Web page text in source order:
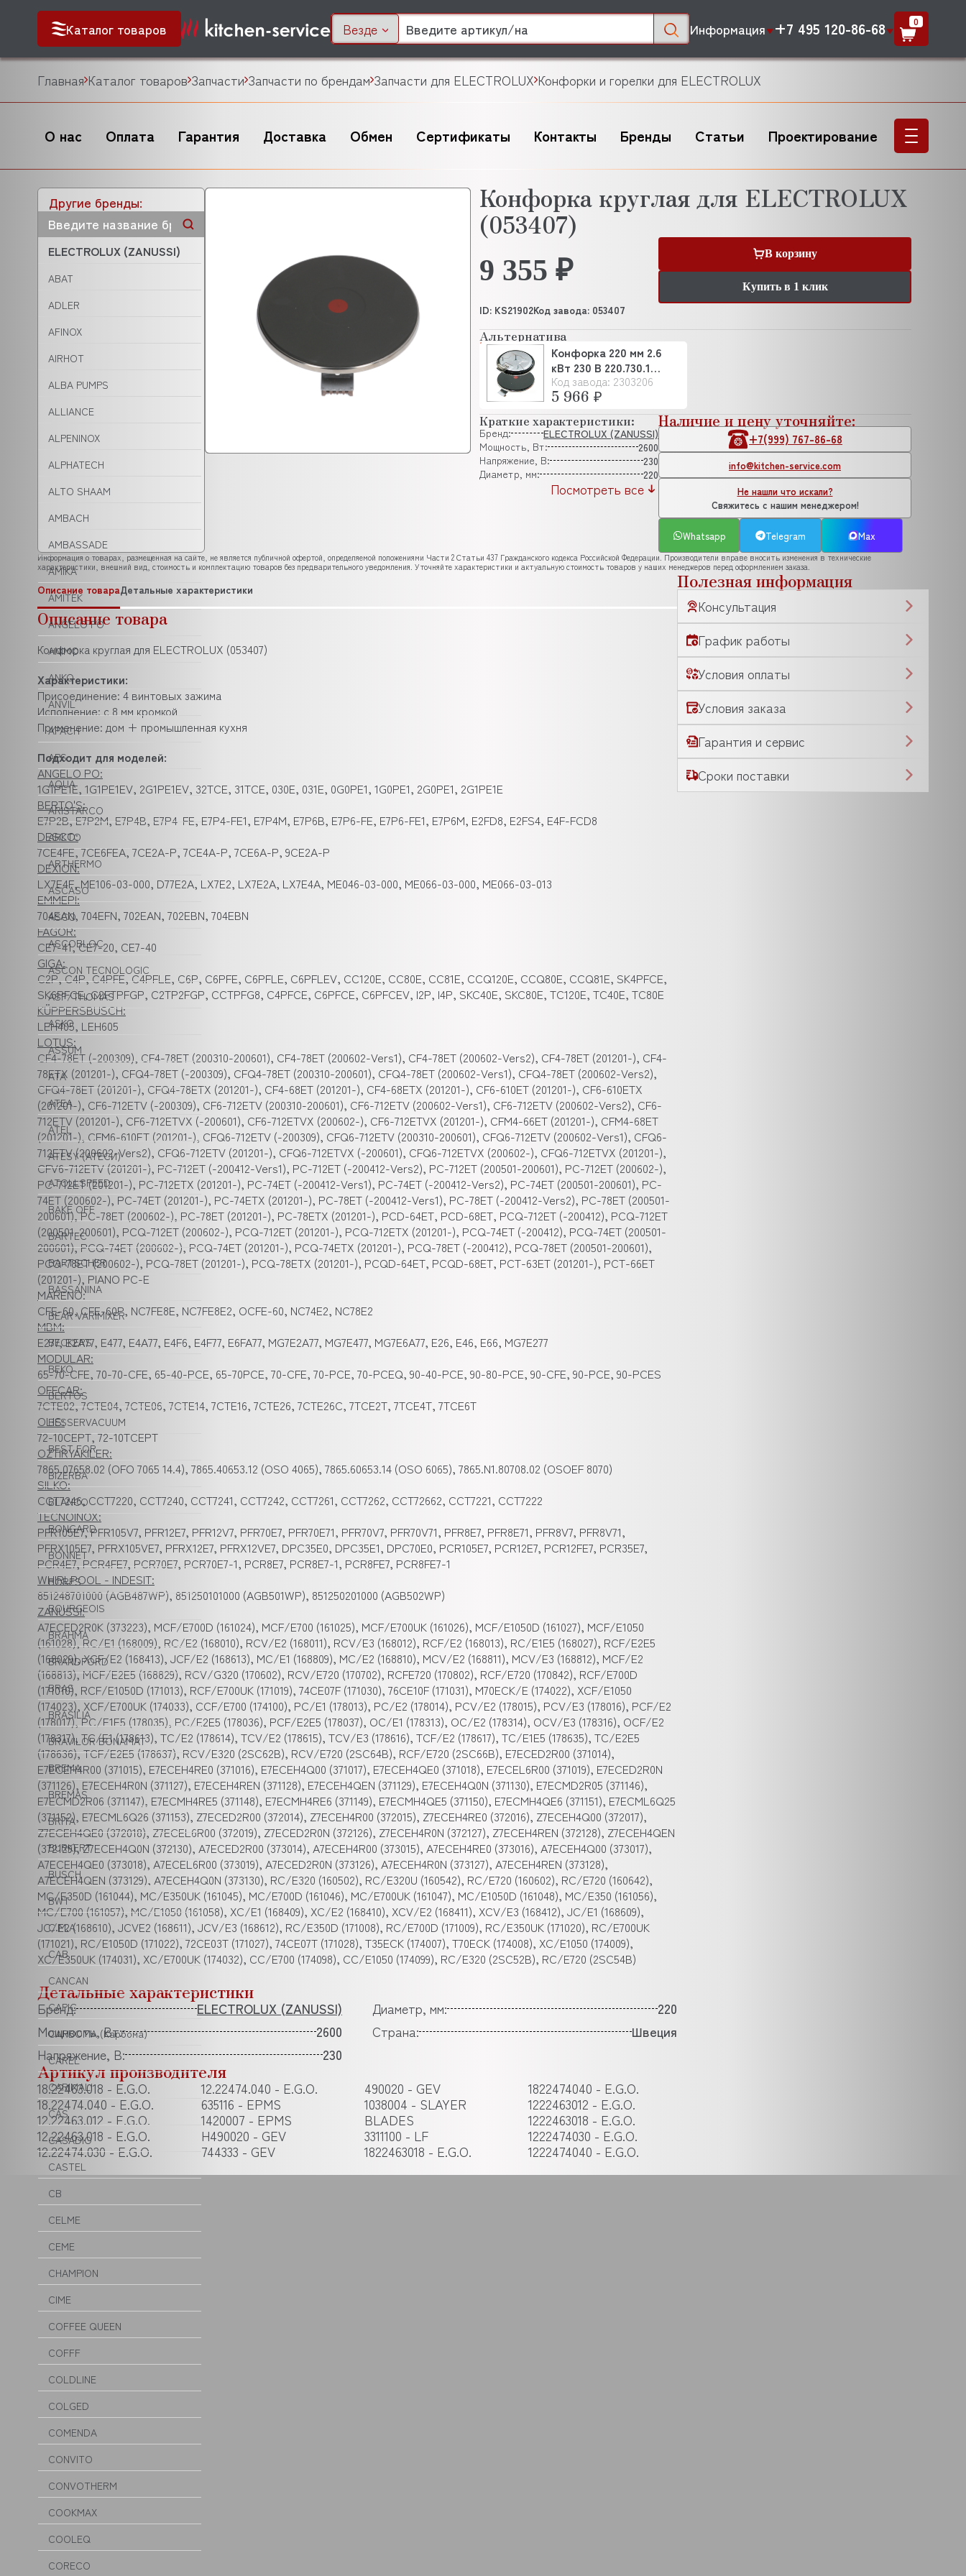
Каталог товаров Везде Информация +7 495 120-86-68 0
Главная Каталог товаров Запчасти Запчасти по брендам Запчасти для ELECTROLUX Конфорки и горелки для ELECTROLUX
О нас Оплата Гарантия Доставка Обмен Сертификаты Контакты Бренды Статьи Проектирование
Другие бренды:
ELECTROLUX (ZANUSSI)
ABAT
ADLER
AFINOX
AIRHOT
ALBA PUMPS
ALLIANCE
ALPENINOX
ALPHATECH
ALTO SHAAM
AMBACH
AMBASSADE
AMIKA
AMITEK
ANGELO PO
ANIMO
ANKO
ANVIL
APACH
APS
AQUA
ARISTARCO
ARKTO
ARTHERMO
ASCASO
ASCO
ASCOBLOC
ASCON TECNOLOGIC
ASF/THOMAS
ASKO
ASSUM
ATA
ATEA
ATEL
ATESY (АТЕСИ)
ATOLLSPEED
BAKE OFF
BARTEC
BARTSCHER
BASSANINA
BEAR VARIMIXER
BECKERS
BEKO
BERTOS
BESSERVACUUM
BEST FOR
BIZERBA
BLANCO
BONGARD
BONNET
BORES
BOURGEOIS
BRAHMA
BRANDFORD
BRAS
BRASILIA
BRAVILOR BONAMAT
BREMA
BREMAS
BRITA
BURKERT
BUSCH
BWT
C.M.A
CAB
CANCAN
CAPIC
CARBOMA (Карбома)
CAREL
CARIMALI
CAS
CASADIO
CASTEL
CB
CELME
CEME
CHAMPION
CIME
COFFEE QUEEN
COFFF
COLDLINE
COLGED
COMENDA
CONVITO
CONVOTHERM
COOKMAX
COOLEQ
CORECO
Конфорка круглая для ELECTROLUX
(053407)
9 355 ₽
В корзину
Купить в 1 клик
ID: KS21902Код завода: 053407
Альтернатива
Код завода: 2303206
Конфорка 220 мм 2.6
кВт 230 В 220.730.1
(18.22463.018AN)
5 966 ₽
Краткие характеристики:
Бренд:
ELECTROLUX (ZANUSSI)
Мощность, Вт:
2600
Напряжение, В:
230
Диаметр, мм:
220
Посмотреть все
Наличие и цену уточняйте:
+7(999) 767-86-68
info@kitchen-service.com
Не нашли что искали?
Свяжитесь с нашим менеджером!
Whatsapp Telegram Max
Информация о товарах, размещенная на сайте, не является публичной офертой, определяемой положениями Части 2 Статьи 437 Гражданского кодекса Российской Федерации. Производители вправе вносить изменения в технические
характеристики, внешний вид, стоимость и комплектацию товаров без предварительного уведомления. Уточняйте характеристики и актуальную стоимость товаров у наших менеджеров перед оформлением заказа.
Описание товараДетальные характеристики
Описание товара
Конфорка круглая для ELECTROLUX (053407)
Характеристики:
Присоединение: 4 винтовых зажима
Исполнение: с 8 мм кромкой
Применение: дом + промышленная кухня
Подходит для моделей:
ANGELO PO:
1G1PE1E, 1G1PE1EV, 2G1PE1EV, 32TCE, 31TCE, 030E, 031E, 0G0PE1, 1G0PE1, 2G0PE1, 2G1PE1E
BERTO'S:
E7P2B, E7P2M, E7P4B, E7P4-FE, E7P4-FE1, E7P4M, E7P6B, E7P6-FE, E7P6-FE1, E7P6M, E2FD8, E2FS4, E4F-FCD8
DESCO:
7CE4FE, 7CE6FEA, 7CE2A-P, 7CE4A-P, 7CE6A-P, 9CE2A-P
DEXION:
LX7E4F, ME106-03-000, D77E2A, LX7E2, LX7E2A, LX7E4A, ME046-03-000, ME066-03-000, ME066-03-013
EMMEPI:
704EAN, 704EFN, 702EAN, 702EBN, 704EBN
FAGOR:
CE7-41, CE7-20, CE7-40
GIGA:
C2P, C4P, C4PFE, C4PFLE, C6P, C6PFE, C6PFLE, C6PFLEV, CC120E, CC80E, CC81E, CCQ120E, CCQ80E, CCQ81E, SK4PFCE,
SK6PFCE, C2FTPFGP, C2TP2FGP, CCTPFG8, C4PFCE, C6PFCE, C6PFCEV, I2P, I4P, SKC40E, SKC80E, TC120E, TC40E, TC80E
KÜPPERSBUSCH:
LEH405, LEH605
LOTUS:
CF4-78ET (-200309), CF4-78ET (200310-200601), CF4-78ET (200602-Vers1), CF4-78ET (200602-Vers2), CF4-78ET (201201-), CF4-
78ETX (201201-), CFQ4-78ET (-200309), CFQ4-78ET (200310-200601), CFQ4-78ET (200602-Vers1), CFQ4-78ET (200602-Vers2),
CFQ4-78ET (201201-), CFQ4-78ETX (201201-), CF4-68ET (201201-), CF4-68ETX (201201-), CF6-610ET (201201-), CF6-610ETX
(201201-), CF6-712ETV (-200309), CF6-712ETV (200310-200601), CF6-712ETV (200602-Vers1), CF6-712ETV (200602-Vers2), CF6-
712ETV (201201-), CF6-712ETVX (-200601), CF6-712ETVX (200602-), CF6-712ETVX (201201-), CFM4-66ET (201201-), CFM4-68ET
(201201-), CFM6-610ET (201201-), CFQ6-712ETV (-200309), CFQ6-712ETV (200310-200601), CFQ6-712ETV (200602-Vers1), CFQ6-
712ETV (200602-Vers2), CFQ6-712ETV (201201-), CFQ6-712ETVX (-200601), CFQ6-712ETVX (200602-), CFQ6-712ETVX (201201-),
CFV6-712ETV (201201-), PC-712ET (-200412-Vers1), PC-712ET (-200412-Vers2), PC-712ET (200501-200601), PC-712ET (200602-),
PC-712ET (201201-), PC-712ETX (201201-), PC-74ET (-200412-Vers1), PC-74ET (-200412-Vers2), PC-74ET (200501-200601), PC-
74ET (200602-), PC-74ET (201201-), PC-74ETX (201201-), PC-78ET (-200412-Vers1), PC-78ET (-200412-Vers2), PC-78ET (200501-
200601), PC-78ET (200602-), PC-78ET (201201-), PC-78ETX (201201-), PCD-64ET, PCD-68ET, PCQ-712ET (-200412), PCQ-712ET
(200501-200601), PCQ-712ET (200602-), PCQ-712ET (201201-), PCQ-712ETX (201201-), PCQ-74ET (-200412), PCQ-74ET (200501-
200601), PCQ-74ET (200602-), PCQ-74ET (201201-), PCQ-74ETX (201201-), PCQ-78ET (-200412), PCQ-78ET (200501-200601),
PCQ-78ET (200602-), PCQ-78ET (201201-), PCQ-78ETX (201201-), PCQD-64ET, PCQD-68ET, PCT-63ET (201201-), PCT-66ET
(201201-), PIANO PC-E
MARENO:
CFE-60, CFE-60P, NC7FE8E, NC7FE8E2, OCFE-60, NC74E2, NC78E2
MBM:
E277, E2A77, E477, E4A77, E4F6, E4F77, E6FA77, MG7E2A77, MG7E477, MG7E6A77, E26, E46, E66, MG7E277
MODULAR:
65-70-CFE, 70-70-CFE, 65-40-PCE, 65-70PCE, 70-CFE, 70-PCE, 70-PCEQ, 90-40-PCE, 90-80-PCE, 90-CFE, 90-PCE, 90-PCES
OFFCAR:
7CTE02, 7CTE04, 7CTE06, 7CTE14, 7CTE16, 7CTE26, 7CTE26C, 7TCE2T, 7TCE4T, 7TCE6T
OLIS:
72-10CEPT, 72-10TCEPT
OZTIRYAKILER:
7865.07658.02 (OFO 7065 14.4), 7865.40653.12 (OSO 4065), 7865.60653.14 (OSO 6065), 7865.N1.80708.02 (OSOEF 8070)
SILKO:
CCT7246, CCT7220, CCT7240, CCT7241, CCT7242, CCT7261, CCT7262, CCT72662, CCT7221, CCT7222
TECNOINOX:
PFR105E7, PFR105V7, PFR12E7, PFR12V7, PFR70E7, PFR70E71, PFR70V7, PFR70V71, PFR8E7, PFR8E71, PFR8V7, PFR8V71,
PFRX105E7, PFRX105VE7, PFRX12E7, PFRX12VE7, DPC35E0, DPC35E1, DPC70E0, PCR105E7, PCR12E7, PCR12FE7, PCR35E7,
PCR4E7, PCR4FE7, PCR70E7, PCR70E7-1, PCR8E7, PCR8E7-1, PCR8FE7, PCR8FE7-1
WHIRLPOOL - INDESIT:
851248701000 (AGB487WP), 851250101000 (AGB501WP), 851250201000 (AGB502WP)
ZANUSSI:
A7ECED2R0K (373223), MCF/E700D (161024), MCF/E700 (161025), MCF/E700UK (161026), MCF/E1050D (161027), MCF/E1050
(161028), RC/E1 (168009), RC/E2 (168010), RCV/E2 (168011), RCV/E3 (168012), RCF/E2 (168013), RC/E1E5 (168027), RCF/E2E5
(168029), XCF/E2 (168413), JCF/E2 (168613), MC/E1 (168809), MC/E2 (168810), MCV/E2 (168811), MCV/E3 (168812), MCF/E2
(168813), MCF/E2E5 (168829), RCV/G320 (170602), RCV/E720 (170702), RCFE720 (170802), RCF/E720 (170842), RCF/E700D
(171010), RCF/E1050D (171013), RCF/E700UK (171019), 74CE07F (171030), 76CE10F (171031), M70ECK/E (174022), XCF/E1050
(174023), XCF/E700UK (174033), CCF/E700 (174100), PC/E1 (178013), PC/E2 (178014), PCV/E2 (178015), PCV/E3 (178016), PCF/E2
(178017), PC/E1E5 (178035), PC/E2E5 (178036), PCF/E2E5 (178037), OC/E1 (178313), OC/E2 (178314), OCV/E3 (178316), OCF/E2
(178317), TC/E1 (178613), TC/E2 (178614), TCV/E2 (178615), TCV/E3 (178616), TCF/E2 (178617), TC/E1E5 (178635), TC/E2E5
(178636), TCF/E2E5 (178637), RCV/E320 (2SC62B), RCV/E720 (2SC64B), RCF/E720 (2SC66B), E7ECED2R00 (371014),
E7ECEH4R00 (371015), E7ECEH4RE0 (371016), E7ECEH4Q00 (371017), E7ECEH4QE0 (371018), E7ECEL6R00 (371019), E7ECED2R0N
(371126), E7ECEH4R0N (371127), E7ECEH4REN (371128), E7ECEH4QEN (371129), E7ECEH4Q0N (371130), E7ECMD2R05 (371146),
E7ECMD2R06 (371147), E7ECMH4RE5 (371148), E7ECMH4RE6 (371149), E7ECMH4QE5 (371150), E7ECMH4QE6 (371151), E7ECML6Q25
(371152), E7ECML6Q26 (371153), Z7ECED2R00 (372014), Z7ECEH4R00 (372015), Z7ECEH4RE0 (372016), Z7ECEH4Q00 (372017),
Z7ECEH4QE0 (372018), Z7ECEL6R00 (372019), Z7ECED2R0N (372126), Z7ECEH4R0N (372127), Z7ECEH4REN (372128), Z7ECEH4QEN
(372129), Z7ECEH4Q0N (372130), A7ECED2R00 (373014), A7ECEH4R00 (373015), A7ECEH4RE0 (373016), A7ECEH4Q00 (373017),
A7ECEH4QE0 (373018), A7ECEL6R00 (373019), A7ECED2R0N (373126), A7ECEH4R0N (373127), A7ECEH4REN (373128),
A7ECEH4QEN (373129), A7ECEH4Q0N (373130), RC/E320 (160502), RC/E320U (160542), RC/E720 (160602), RC/E720 (160642),
MC/E350D (161044), MC/E350UK (161045), MC/E700D (161046), MC/E700UK (161047), MC/E1050D (161048), MC/E350 (161056),
MC/E700 (161057), MC/E1050 (161058), XC/E1 (168409), XC/E2 (168410), XCV/E2 (168411), XCV/E3 (168412), JC/E1 (168609),
JC/E2 (168610), JCVE2 (168611), JCV/E3 (168612), RC/E350D (171008), RC/E700D (171009), RC/E350UK (171020), RC/E700UK
(171021), RC/E1050D (171022), 72CE03T (171027), 74CE07T (171028), T35ECK (174007), T70ECK (174008), XC/E1050 (174009),
XC/E350UK (174031), XC/E700UK (174032), CC/E700 (174098), CC/E1050 (174099), RC/E320 (2SC52B), RC/E720 (2SC54B)
Детальные характеристики
Бренд: ELECTROLUX (ZANUSSI) Диаметр, мм:
220
Мощность, Вт:
2600 Страна:
Швеция
Напряжение, В:
230
Артикул производителя
18.22463.018 - E.G.O.
18.22474.040 - E.G.O.
12.22463.012 - E.G.O.
12.22463.018 - E.G.O.
12.22474.030 - E.G.O.
12.22474.040 - E.G.O.
635116 - EPMS
1420007 - EPMS
H490020 - GEV
744333 - GEV
490020 - GEV
1038004 - SLAYER
BLADES
3311100 - LF
1822463018 - E.G.O.
1822474040 - E.G.O.
1222463012 - E.G.O.
1222463018 - E.G.O.
1222474030 - E.G.O.
1222474040 - E.G.O.
Полезная информация
Консультация
График работы
Условия оплаты
Условия заказа
Гарантия и сервис
Сроки поставки